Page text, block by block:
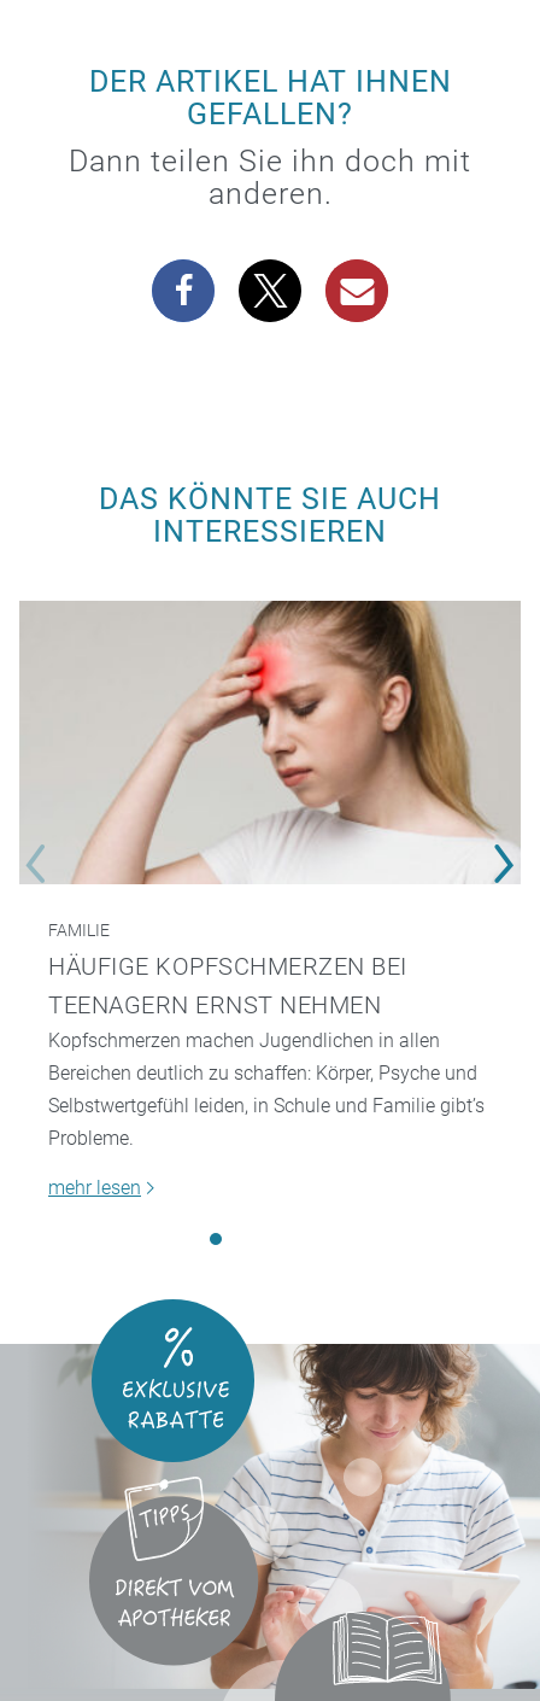
DER ARTIKEL HAT IHNEN
GEFALLEN?
Dann teilen Sie ihn doch mit
anderen.
DAS KÖNNTE SIE AUCH
INTERESSIEREN
FAMILIE
HÄUFIGE KOPFSCHMERZEN BEI
TEENAGERN ERNST NEHMEN
Kopfschmerzen machen Jugendlichen in allen
Bereichen deutlich zu schaffen: Körper, Psyche und
Selbstwertgefühl leiden, in Schule und Familie gibt’s
Probleme.
mehr lesen